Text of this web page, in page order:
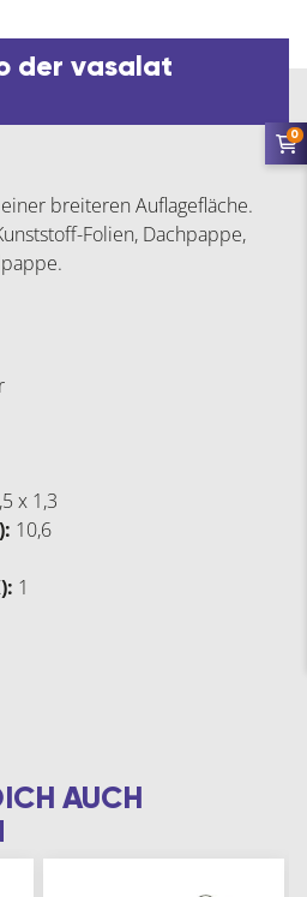
der vasalat
breiteren Auflagefläche.
Folien, Dachpappe,
x 1,3
10,6
1
AUCH
0